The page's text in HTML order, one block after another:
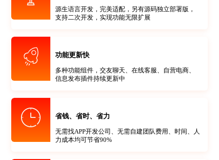
源生语言开发，完美适配，另有源码独立部署版，
支持二次开发，实现功能无限扩展
功能更新快
多种功能组件，交友聊天、在线客服、自营电商、
信息发布插件持续更新中
省钱、省时、省力
无需找APP开发公司、无需自建团队费用、时间、人
力成本均可节省90%